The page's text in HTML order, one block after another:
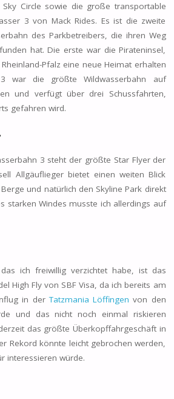
Circle sowie die große transportable
3 von Mack Rides. Es ist die zweite
des Parkbetreibers, die ihren Weg
hat. Die erste war die Pirateninsel,
Pfalz eine neue Heimat erhalten
war die größte Wildwasserbahn auf
und verfügt über drei Schussfahrten,
gefahren wird.
3 steht der größte Star Flyer der
Allgäuflieger bietet einen weiten Blick
und natürlich den Skyline Park direkt
starken Windes musste ich allerdings auf
ich freiwillig verzichtet habe, ist das
High Fly von SBF Visa, da ich bereits am
in derTatzmania Löffingen von den
und das nicht noch einmal riskieren
das größte Überkopffahrgeschäft in
Rekord könnte leicht gebrochen werden,
interessieren würde.